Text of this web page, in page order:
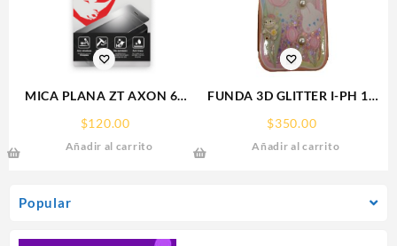
Popular
MICA PLANA ZT AXON 60
ZTE 9H RHINOGLASS
$120.00
Añadir al carrito
FUNDA 3D GLITTER I-PH 15
IPHONE PROTECTOR
FUNCASE
$350.00
Añadir al carrito